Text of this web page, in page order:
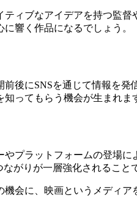
ィブなアイデアを持つ監
響く作品になるでしょう。
後にSNSを通じて情報を
ってもらう機会が生まれま
プラットフォームの登場
がりが一層強化されること
会に、映画というメディ